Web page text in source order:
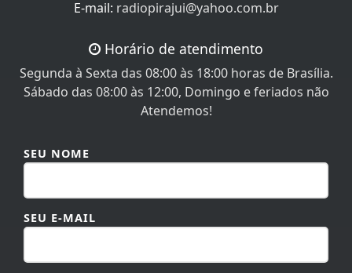
Segunda à Sexta das 08:00 às 18:00 horas de Brasília.
Sábado das 08:00 às 12:00, Domingo e feriados não
Atendemos!
SEU E-MAIL
SEU TELEFONE